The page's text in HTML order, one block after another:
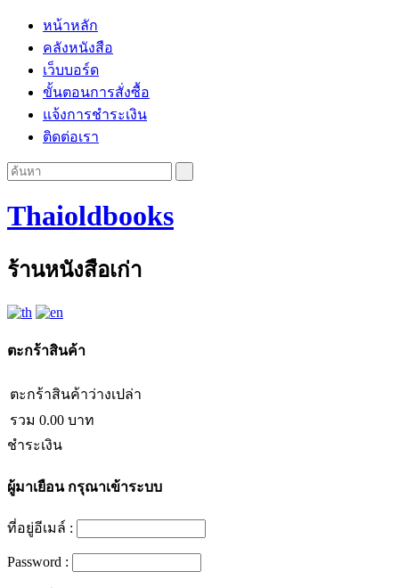
หน้าหลัก
คลังหนังสือ
เว็บบอร์ด
ขั้นตอนการสั่งซื้อ
แจ้งการชำระเงิน
ติดต่อเรา
Thaioldbooks
ร้านหนังสือเก่า
ตะกร้าสินค้า
ตะกร้าสินค้าว่างเปล่า
รวม 0.00 บาท
ชำระเงิน
ผู้มาเยือนกรุณาเข้าระบบ
ที่อยู่อีเมล์ :
Password :